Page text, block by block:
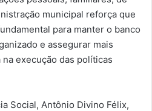
municipal reforça que
para manter o banco
e assegurar mais
execução das políticas
Social, Antônio Divino Félix,